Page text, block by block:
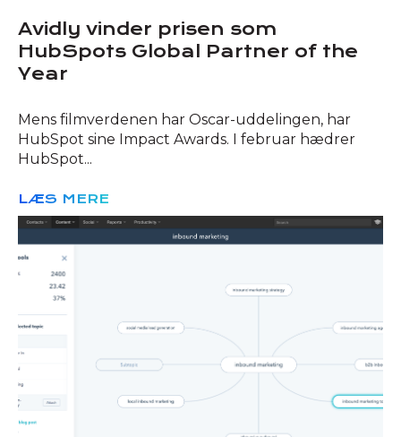
Avidly vinder prisen som
HubSpots Global Partner of the
Year
Mens filmverdenen har Oscar-uddelingen, har
HubSpot sine Impact Awards. I februar hædrer
HubSpot...
LÆS MERE